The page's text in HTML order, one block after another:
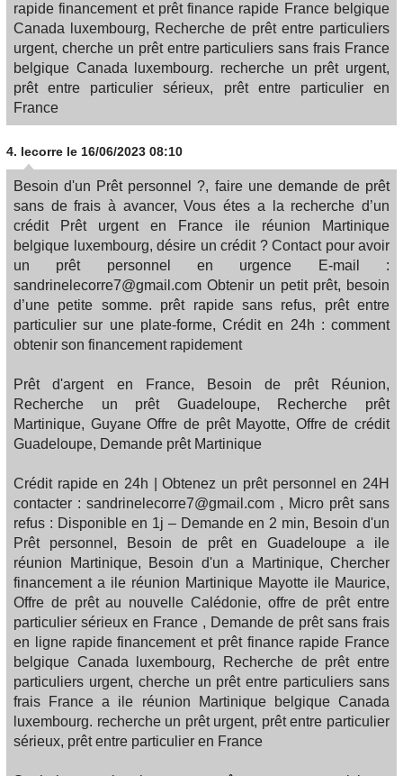
rapide financement et prêt finance rapide France belgique
Canada luxembourg, Recherche de prêt entre particuliers
urgent, cherche un prêt entre particuliers sans frais France
belgique Canada luxembourg. recherche un prêt urgent,
prêt entre particulier sérieux, prêt entre particulier en
France
4. lecorre le 16/06/2023 08:10
Besoin d'un Prêt personnel ?, faire une demande de prêt
sans de frais à avancer, Vous étes a la recherche d’un
crédit Prêt urgent en France ile réunion Martinique
belgique luxembourg, désire un crédit ? Contact pour avoir
un prêt personnel en urgence E-mail :
sandrinelecorre7@gmail.com Obtenir un petit prêt, besoin
d’une petite somme. prêt rapide sans refus, prêt entre
particulier sur une plate-forme, Crédit en 24h : comment
obtenir son financement rapidement
Prêt d'argent en France, Besoin de prêt Réunion,
Recherche un prêt Guadeloupe, Recherche prêt
Martinique, Guyane Offre de prêt Mayotte, Offre de crédit
Guadeloupe, Demande prêt Martinique
Crédit rapide en 24h | Obtenez un prêt personnel en 24H
contacter : sandrinelecorre7@gmail.com , Micro prêt sans
refus : Disponible en 1j – Demande en 2 min, Besoin d'un
Prêt personnel, Besoin de prêt en Guadeloupe a ile
réunion Martinique, Besoin d'un a Martinique, Chercher
financement a ile réunion Martinique Mayotte ile Maurice,
Offre de prêt au nouvelle Calédonie, offre de prêt entre
particulier sérieux en France , Demande de prêt sans frais
en ligne rapide financement et prêt finance rapide France
belgique Canada luxembourg, Recherche de prêt entre
particuliers urgent, cherche un prêt entre particuliers sans
frais France a ile réunion Martinique belgique Canada
luxembourg. recherche un prêt urgent, prêt entre particulier
sérieux, prêt entre particulier en France